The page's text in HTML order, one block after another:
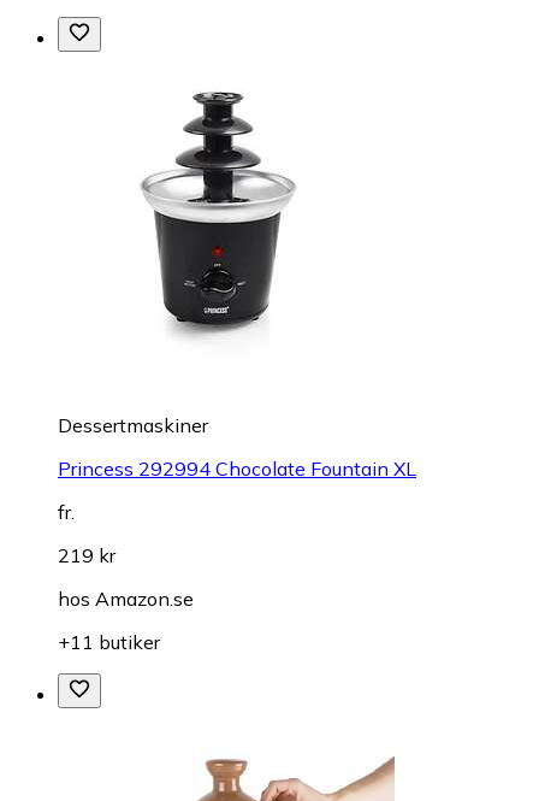
Dessertmaskiner
Princess 292994 Chocolate Fountain XL
fr.
219 kr
hos Amazon.se
+11 butiker